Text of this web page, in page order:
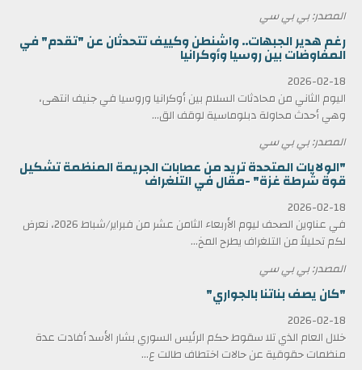
المصدر: بي بي سي
رغم هدير الجبهات.. واشنطن وكييف تتحدثان عن "تقدم" في
المفاوضات بين روسيا وأوكرانيا
2026-02-18
اليوم الثاني من محادثات السلام بين أوكرانيا وروسيا في جنيف انتهى،
وهي أحدث محاولة دبلوماسية لوقف الق...
المصدر: بي بي سي
"الولايات المتحدة تريد من عصابات الجريمة المنظمة تشكيل
قوة شرطة غزة" -مقال في التلغراف
2026-02-18
في عناوين الصحف ليوم الأربعاء الثامن عشر من فبراير/شباط 2026، نعرض
لكم تحليلاً من التلغراف يطرح المخ...
المصدر: بي بي سي
"كان يصف بناتنا بالجواري"
2026-02-18
خلال العام الذي تلا سقوط حكم الرئيس السوري بشار الأسد أفادت عدة
منظمات حقوقية عن حالات اختطاف طالت ع...